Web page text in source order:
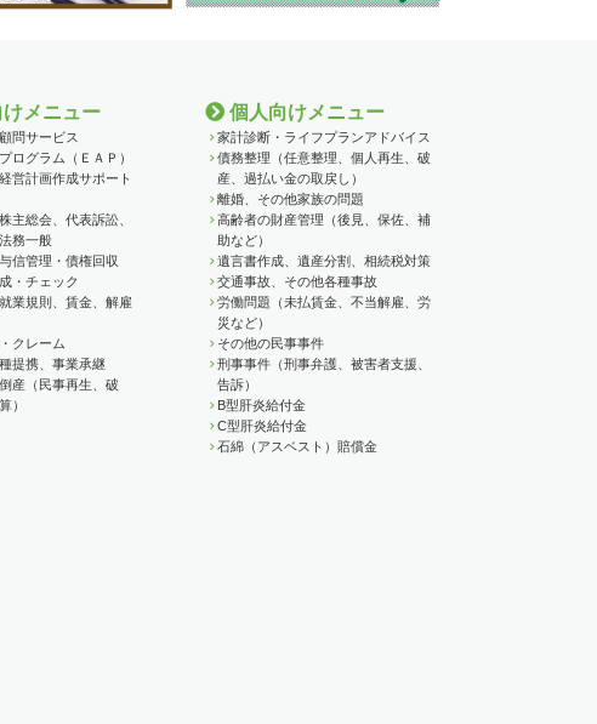
メニュー
問サービス
ログラム（ＥＡＰ）
営計画作成サポート
主総会、代表訴訟、
務一般
信管理・債権回収
・チェック
業規則、賃金、解雇
クレーム
提携、事業承継
産（民事再生、破
）
個人向けメニュー
家計診断・ライフプランアドバイス
債務整理（任意整理、個人再生、破
産、過払い金の取戻し）
離婚、その他家族の問題
高齢者の財産管理（後見、保佐、補
助など）
遺言書作成、遺産分割、相続税対策
交通事故、その他各種事故
労働問題（未払賃金、不当解雇、労
災など）
その他の民事事件
刑事事件（刑事弁護、被害者支援、
告訴）
B型肝炎給付金
C型肝炎給付金
石綿（アスベスト）賠償金